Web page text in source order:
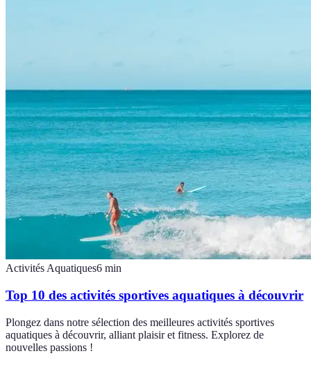
Activités Aquatiques6 min
Top 10 des activités sportives aquatiques à découvrir
Plongez dans notre sélection des meilleures activités sportives
aquatiques à découvrir, alliant plaisir et fitness. Explorez de
nouvelles passions !